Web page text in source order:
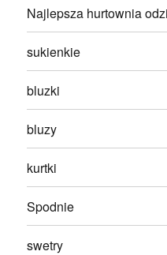
Najlepsza hurtownia
sukienkie
bluzki
bluzy
kurtki
Spodnie
swetry